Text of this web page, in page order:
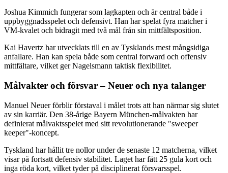
Joshua Kimmich fungerar som lagkapten och är central både i
uppbyggnadsspelet och defensivt. Han har spelat fyra matcher i
VM-kvalet och bidragit med två mål från sin mittfältsposition.
Kai Havertz har utvecklats till en av Tysklands mest mångsidiga
anfallare. Han kan spela både som central forward och offensiv
mittfältare, vilket ger Nagelsmann taktisk flexibilitet.
Målvakter och försvar – Neuer och nya talanger
Manuel Neuer förblir förstaval i målet trots att han närmar sig slutet
av sin karriär. Den 38-årige Bayern München-målvakten har
definierat målvaktsspelet med sitt revolutionerande "sweeper
keeper"-koncept.
Tyskland har hållit tre nollor under de senaste 12 matcherna, vilket
visar på fortsatt defensiv stabilitet. Laget har fått 25 gula kort och
inga röda kort, vilket tyder på disciplinerat försvarsspel.